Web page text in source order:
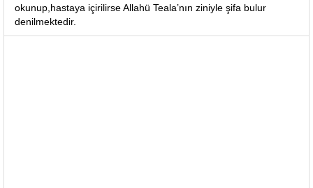
okunup,hastaya içirilirse Allahü Teala’nın ziniyle şifa bulur
denilmektedir.